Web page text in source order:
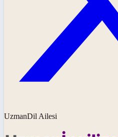
UzmanDil Ailesi